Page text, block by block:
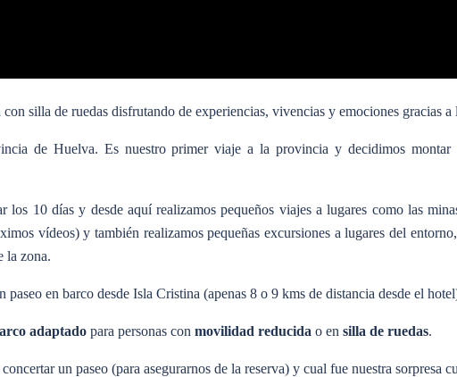
silla de ruedas disfrutando de experiencias, vivencias y emociones gracias a
de Huelva. Es nuestro primer viaje a la provincia y decidimos
los 10 días y desde aquí realizamos pequeños viajes a lugares como las
vídeos) y también realizamos pequeñas excursiones a lugares del
la zona.
en barco desde Isla Cristina (apenas 8 o 9 kms de distancia desde el
adaptado para personas con movilidad reducida o en silla de ruedas.
un paseo (para asegurarnos de la reserva) y cual fue nuestra sorpresa